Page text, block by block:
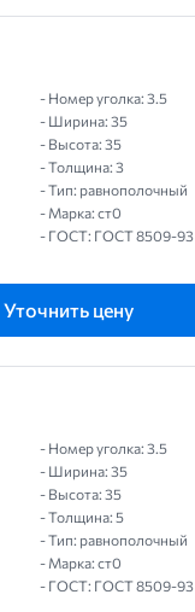
- Номер уголка: 3.5
- Ширина: 35
- Высота: 35
- Толщина: 3
- Тип: равнополочный
- Марка: ст0
- ГОСТ: ГОСТ 8509-93
Уточнить цену
- Номер уголка: 3.5
- Ширина: 35
- Высота: 35
- Толщина: 5
- Тип: равнополочный
- Марка: ст0
- ГОСТ: ГОСТ 8509-93